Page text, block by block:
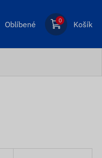
Oblíbené 0 Košík